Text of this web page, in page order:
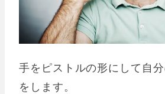
手をピストルの形にして自
をします。